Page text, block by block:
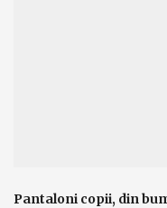
Pantaloni copii, din